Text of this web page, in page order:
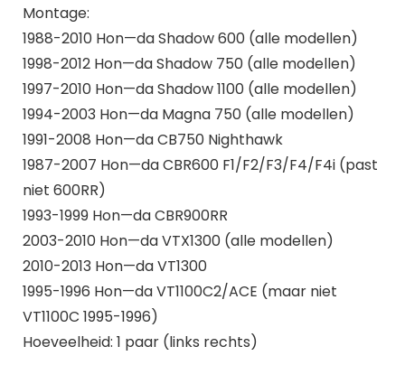
Montage:
1988-2010 Hon—da Shadow 600 (alle modellen)
1998-2012 Hon—da Shadow 750 (alle modellen)
1997-2010 Hon—da Shadow 1100 (alle modellen)
1994-2003 Hon—da Magna 750 (alle modellen)
1991-2008 Hon—da CB750 Nighthawk
1987-2007 Hon—da CBR600 F1/F2/F3/F4/F4i (past
niet 600RR)
1993-1999 Hon—da CBR900RR
2003-2010 Hon—da VTX1300 (alle modellen)
2010-2013 Hon—da VT1300
1995-1996 Hon—da VT1100C2/ACE (maar niet
VT1100C 1995-1996)
Hoeveelheid: 1 paar (links rechts)